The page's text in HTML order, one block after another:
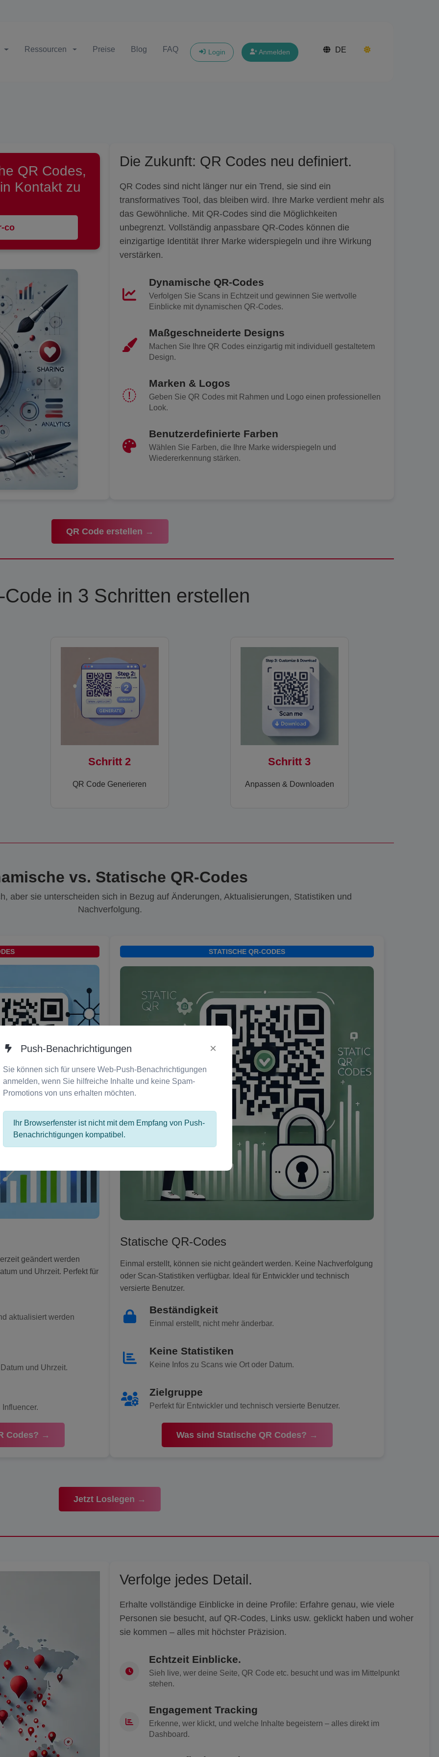
Ressourcen Preise Blog FAQ Login Anmelden DE
QR Codes,
Kontakt zu
qr
Die Zukunft: QR Codes neu definiert.
QR Codes sind nicht länger nur ein Trend, sie sind ein
transformatives Tool, das bleiben wird. Ihre Marke verdient mehr als
das Gewöhnliche. Mit QR-Codes sind die Möglichkeiten
unbegrenzt. Vollständig anpassbare QR-Codes können die
einzigartige Identität Ihrer Marke widerspiegeln und ihre Wirkung
verstärken.
Dynamische QR-Codes
Verfolgen Sie Scans in Echtzeit und gewinnen Sie wertvolle
Einblicke mit dynamischen QR-Codes.
Maßgeschneiderte Designs
Machen Sie Ihre QR Codes einzigartig mit individuell gestaltetem
Design.
Marken & Logos
Geben Sie QR Codes mit Rahmen und Logo einen professionellen
Look.
Benutzerdefinierte Farben
Wählen Sie Farben, die Ihre Marke widerspiegeln und
Wiedererkennung stärken.
QR Code erstellen →
Code in 3 Schritten erstellen
Schritt 2
QR Code Generieren
Schritt 3
Anpassen & Downloaden
vs. Statische QR-Codes
aber sie unterscheiden sich in Bezug auf Änderungen, Aktualisierungen, Statistiken und
Nachverfolgung.
geändert werden
und Uhrzeit. Perfekt für
aktualisiert werden
und Uhrzeit.
Codes? →
STATISCHE QR-CODES
Statische QR-Codes
Einmal erstellt, können sie nicht geändert werden. Keine Nachverfolgung
oder Scan-Statistiken verfügbar. Ideal für Entwickler und technisch
versierte Benutzer.
Beständigkeit
Einmal erstellt, nicht mehr änderbar.
Keine Statistiken
Keine Infos zu Scans wie Ort oder Datum.
Zielgruppe
Perfekt für Entwickler und technisch versierte Benutzer.
Was sind Statische QR Codes? →
Jetzt Loslegen →
Verfolge jedes Detail.
Erhalte vollständige Einblicke in deine Profile: Erfahre genau, wie viele
Personen sie besucht, auf QR-Codes, Links usw. geklickt haben und woher
sie kommen – alles mit höchster Präzision.
Echtzeit Einblicke.
Sieh live, wer deine Seite, QR Code etc. besucht und was im Mittelpunkt
stehen.
Engagement Tracking
Erkenne, wer klickt, und welche Inhalte begeistern – alles direkt im
Dashboard.
Push-Benachrichtigungen ×
Sie können sich für unsere Web-Push-Benachrichtigungen
anmelden, wenn Sie hilfreiche Inhalte und keine Spam-
Promotions von uns erhalten möchten.
Ihr Browserfenster ist nicht mit dem Empfang von Push-
Benachrichtigungen kompatibel.